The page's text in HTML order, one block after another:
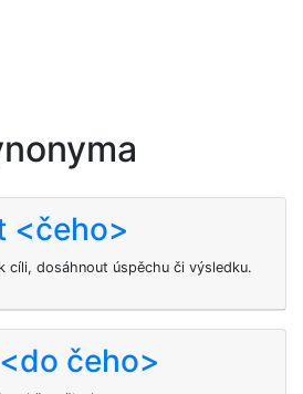
<čeho>
cíli, dosáhnout úspěchu či výsledku.
čeho>